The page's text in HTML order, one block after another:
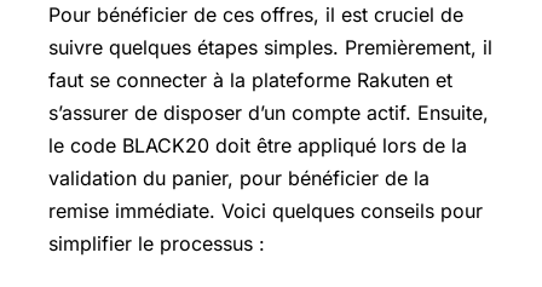
Pour bénéficier de ces offres, il est cruciel de
suivre quelques étapes simples. Premièrement, il
faut se connecter à la plateforme Rakuten et
s’assurer de disposer d’un compte actif. Ensuite,
le code BLACK20 doit être appliqué lors de la
validation du panier, pour bénéficier de la
remise immédiate. Voici quelques conseils pour
simplifier le processus :